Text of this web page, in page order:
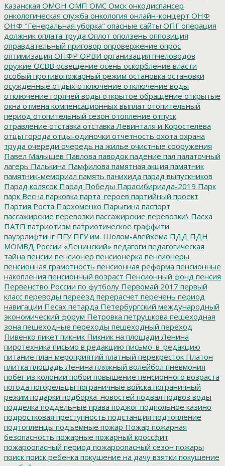
Казанская ОМОН ОМП ОМС Омск онкодиспансер
онкологическая служба онкология онлайн-концерт ОНФ
ОНФ "Генеральная уборка" опасные сайты ОПГ операция
должник оплата труда Оплот оползень оппозиция
оправдательный приговор опровержение опрос
оптимизация ОПФР ОРВИ организация пчеловодов
оружие ОСВВ освещение осень оскорбление власти
особый противопожарный режим остановка остановки
осужденные отдых отключение отключение воды
отключение горячей воды открытое обращение открытые
окна отмена компенсационных выплат отопительный
период отопительный сезон отопление отпуск
отравление отставка отставка Левинталя и Коростелёва
отцы города отцы-одиночки отчетность охота охрана
труда очереди очередь на жилье очистные сооружения
Павел Малышев Павлова паводок падение пал палаточный
лагерь Палькина Памфилова памятная акция памятник
памятник-мемориал память панихида парад выпускников
Парад колясок Парад Победы Парасибириада-2019 Парк
парк Весна парковка парта_героев партийный проект
Партия Роста Пархоменко Парыгина паспорт
пассажирские перевозки пассажирские перевозки\ Пасха
ПАТП патриотизм патриотическое граффити
пауэрлифтинг ПГУПГУ им. Шолом-Алейхема ПДД ПДН
МОМВД России «Ленинский» педагоги педагогическая
тайна пенсии пенсионер пенсионерка пенсионеры
пенсионная грамотность пенсионная реформа пенсионные
накопления пенсионный возраст Пенсионный фонд пенсия
Первенство России по футболу Первомай 2017 первый
класс переводы переезд перерасчет перечень период
навигации Песах петарда Петербургский международный
экономический форум Петровка петрушкова пешеходная
зона пешеходные переходы пешеходный переход
Пивенко пикет пикник Пикник на площади Ленина
пиротехника письмо в редакцию письмо_в_редакцию
питание план мероприятий платный перекресток Платон
плитка площадь Ленина пляжный волейбол пневмония
побег из колонии побои повышение пенсионного возраста
погода погорельцы пограничные войска пограничный
режим подарки подборка_новостей подвал подвоз воды
подделка поддельные права поджог подпольное казино
подростковая преступность подстанция подтопление
подтопленцы подъемные пожар Пожар пожарная
безопасность пожарные пожарный кроссфит
пожароопасный период пожароопасный сезон пожары
поиск поиск ребенка покушение на дачу взятки покушение